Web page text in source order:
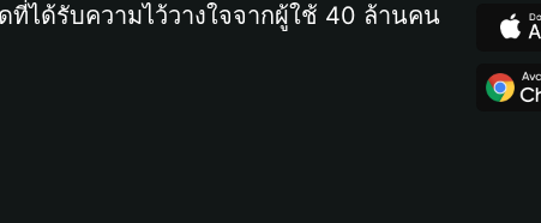
ได้รับความไว้วางใจจากผู้ใช้ 40 ล้านคน